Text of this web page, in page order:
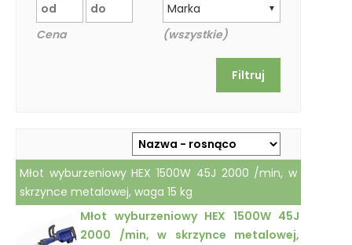
Cena
▼
Marka
(wszystkie)
Młot wyburzeniowy HEX 1500W 45J 2000 /min, w
skrzynce metalowej, waga 15 kg
Młot wyburzeniowy HEX 1500W 45J
2000 /min, w skrzynce metalowej,